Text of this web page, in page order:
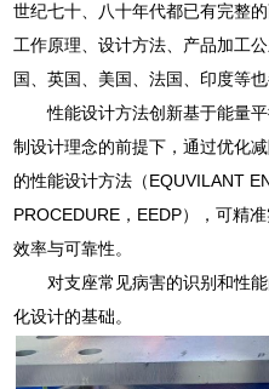
世纪七十、八十年代都已有完整
工作原理、设计方法、产品加工
国、英国、美国、法国、印度等
性能设计方法创新基于能量
制设计理念的前提下，通过优化
的性能设计方法（EQUVILANT
PROCEDURE，EEDP），可精
效率与可靠性。
对支座常见病害的识别和性
化设计的基础。